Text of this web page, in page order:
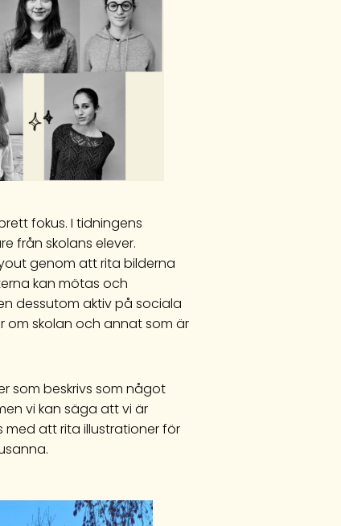
fokus. I tidningens
från skolans elever.
genom att rita bilderna
kan mötas och
dessutom aktiv på sociala
om skolan och annat som är
som beskrivs som något
vi kan säga att vi är
att rita illustrationer för